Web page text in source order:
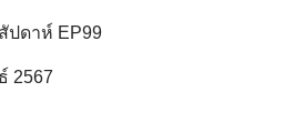
ปดาห์ EP99
2567